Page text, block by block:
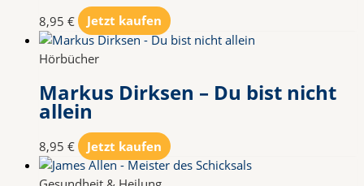
8,95 € Jetzt kaufen
Hörbücher
Markus Dirksen – Du bist nicht
allein
8,95 € Jetzt kaufen